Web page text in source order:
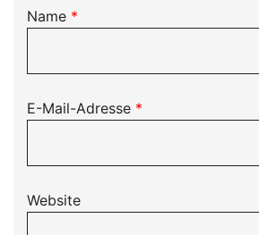
Name *
E-Mail-Adresse *
Website